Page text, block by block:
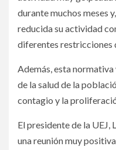
durante muchos meses
reducida su actividad
diferentes restricciones
Además, esta
de la salud de la
contagio y la
El presidente de la UEJ,
una reunión muy